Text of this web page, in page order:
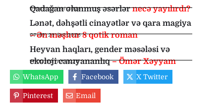
Qadağan olunmuş əsərlərnecə yayılırdı?
09:45,26 İyul 2026
Lənət, dəhşətli cinayətlər və qara magiya
– Ən məşhur 8 qotik roman
09:30,26 İyul 2026
Heyvan haqları, gender məsələsi və
ekoloji canıyananlıq– Ömər Xəyyam
11:00,23 İyul 2026
WhatsApp Facebook X Twitter
Pinterest Email